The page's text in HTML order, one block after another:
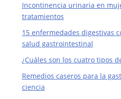
Incontinencia urinaria en
tratamientos
15 enfermedades digestivas
salud gastrointestinal
¿Cuáles son los cuatro tipos
Remedios caseros para la
ciencia